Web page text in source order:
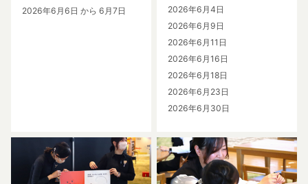
2026年6月6日 から 6月7日
2026年6月4日
2026年6月9日
2026年6月11日
2026年6月16日
2026年6月18日
2026年6月23日
2026年6月30日